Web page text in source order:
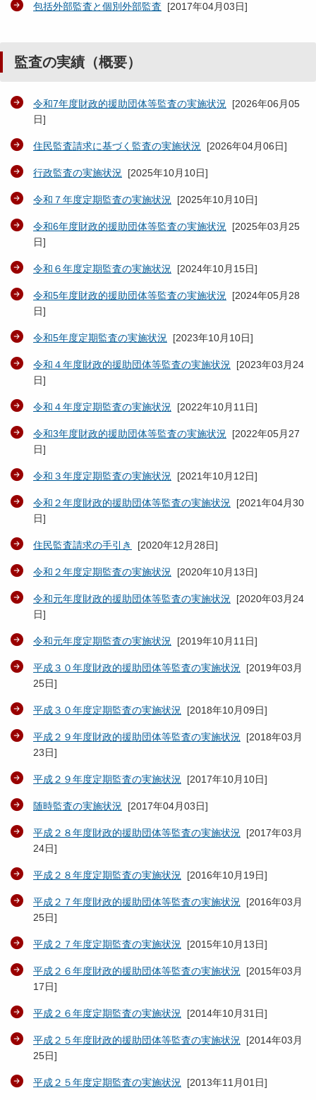
包括外部監査と個別外部監査 [2017年04月03日]
監査の実績（概要）
令和7年度財政的援助団体等監査の実施状況 [2026年06月05
日]
住民監査請求に基づく監査の実施状況 [2026年04月06日]
行政監査の実施状況 [2025年10月10日]
令和７年度定期監査の実施状況 [2025年10月10日]
令和6年度財政的援助団体等監査の実施状況 [2025年03月25
日]
令和６年度定期監査の実施状況 [2024年10月15日]
令和5年度財政的援助団体等監査の実施状況 [2024年05月28
日]
令和5年度定期監査の実施状況 [2023年10月10日]
令和４年度財政的援助団体等監査の実施状況 [2023年03月24
日]
令和４年度定期監査の実施状況 [2022年10月11日]
令和3年度財政的援助団体等監査の実施状況 [2022年05月27
日]
令和３年度定期監査の実施状況 [2021年10月12日]
令和２年度財政的援助団体等監査の実施状況 [2021年04月30
日]
住民監査請求の手引き [2020年12月28日]
令和２年度定期監査の実施状況 [2020年10月13日]
令和元年度財政的援助団体等監査の実施状況 [2020年03月24
日]
令和元年度定期監査の実施状況 [2019年10月11日]
平成３０年度財政的援助団体等監査の実施状況 [2019年03月
25日]
平成３０年度定期監査の実施状況 [2018年10月09日]
平成２９年度財政的援助団体等監査の実施状況 [2018年03月
23日]
平成２９年度定期監査の実施状況 [2017年10月10日]
随時監査の実施状況 [2017年04月03日]
平成２８年度財政的援助団体等監査の実施状況 [2017年03月
24日]
平成２８年度定期監査の実施状況 [2016年10月19日]
平成２７年度財政的援助団体等監査の実施状況 [2016年03月
25日]
平成２７年度定期監査の実施状況 [2015年10月13日]
平成２６年度財政的援助団体等監査の実施状況 [2015年03月
17日]
平成２６年度定期監査の実施状況 [2014年10月31日]
平成２５年度財政的援助団体等監査の実施状況 [2014年03月
25日]
平成２５年度定期監査の実施状況 [2013年11月01日]